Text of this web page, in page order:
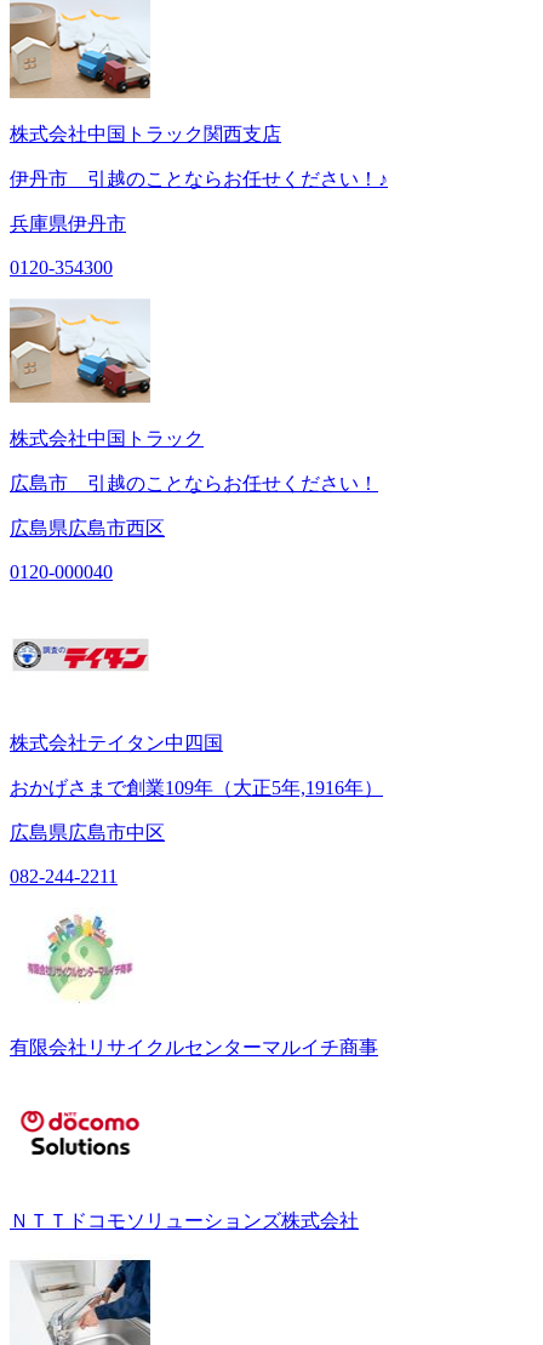
株式会社中国トラック関西支店
伊丹市 引越のことならお任せください！♪
兵庫県伊丹市
0120-354300
株式会社中国トラック
広島市 引越のことならお任せください！
広島県広島市西区
0120-000040
株式会社テイタン中四国
おかげさまで創業109年（大正5年,1916年）
広島県広島市中区
082-244-2211
有限会社リサイクルセンターマルイチ商事
ＮＴＴドコモソリューションズ株式会社